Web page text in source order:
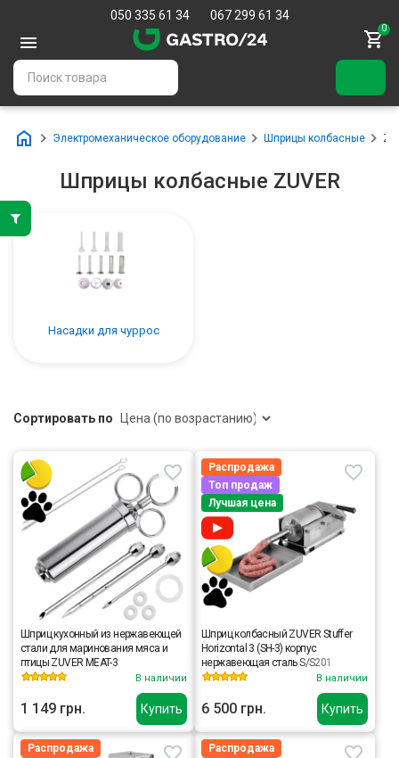
050 335 61 34 067 299 61 34
0
Электромеханическое оборудование Шприцы колбасные
Шприцы колбасные ZUVER
Насадки для чуррос
Сортировать по
Купить
Шприц кухонный из нержавеющей
стали для маринования мяса и
птицы ZUVER MEAT-3
В наличии
1 149 грн. Купить
Распродажа
Топ продаж
Лучшая цена
Шприц колбасный ZUVER Stuffer
Horizontal 3 (SH-3) корпус
нержавеющая сталь S/S201
(премиальная марка), крепкие
шестерни, 2 скорости, 5 насадок, 2
уплотнительных кольца
В наличии
6 500 грн.
Распродажа
Распродажа